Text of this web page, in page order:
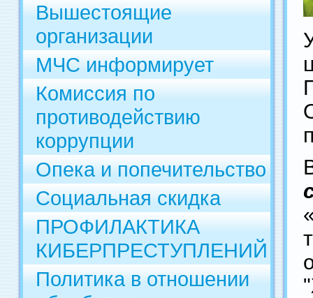
Вышестоящие
организации
МЧС информирует
Комиссия по
противодействию
коррупции
Опека и попечительство
Социальная скидка
ПРОФИЛАКТИКА
КИБЕРПРЕСТУПЛЕНИЙ
Политика в отношении